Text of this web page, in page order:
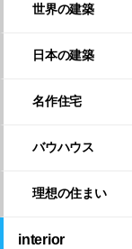
世界の建築
日本の建築
名作住宅
バウハウス
理想の住まい
interior